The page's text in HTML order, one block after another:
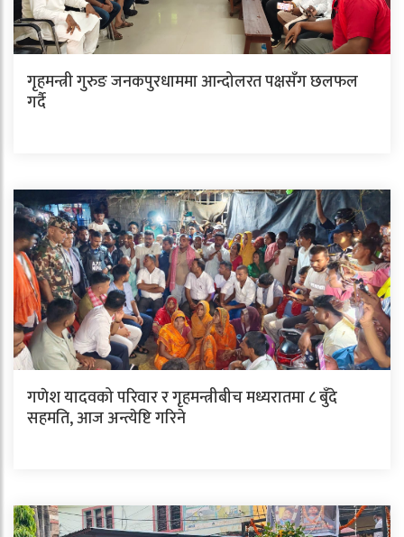
गृहमन्त्री गुरुङ जनकपुरधाममा आन्दोलरत पक्षसँग छलफल
गर्दै
गणेश यादवको परिवार र गृहमन्त्रीबीच मध्यरातमा ८ बुँदे
सहमति, आज अन्त्येष्टि गरिने